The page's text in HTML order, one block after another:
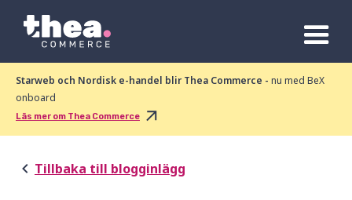
Starweb och Nordisk e-handel blir Thea Commerce - nu med BeX
onboard
Läs mer om Thea Commerce
Tillbaka till blogginlägg